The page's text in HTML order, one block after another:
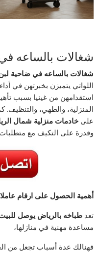
شغالات بالساعه
شغالات بالساعه في ضاحية
اللواتي يتميزن بخبرتهن في
استقدامهن من غينيا بسبب
المنزلية، والطهي، والتنظيف.
علىخادمات منزلية شمال
وقدرة على التكيف مع متطلبات
أهمية الحصول على ارقام
تعدطباخه بالرياض يوصل
مساعدة مهنية في منازلها،
فهنالك عدة أسباب تجعل من